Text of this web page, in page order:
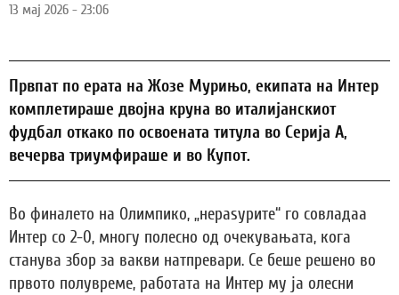
13 мај 2026 - 23:06
Првпат по ерата на Жозе Мурињо, екипата на Интер
комплетираше двојна круна во италијанскиот
фудбал откако по освоената титула во Серија А,
вечерва триумфираше и во Купот.
Во финалето на Олимпико, „нераѕурите“ го совладаа
Интер со 2-0, многу полесно од очекувањата, кога
станува збор за вакви натпревари. Се беше решено во
првото полувреме, работата на Интер му ја олесни